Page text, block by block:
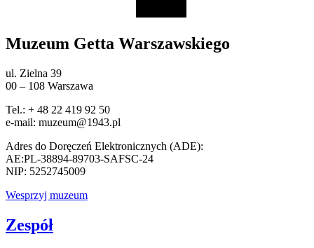
Muzeum Getta Warszawskiego
ul. Zielna 39
00 – 108 Warszawa
Tel.: + 48 22 419 92 50
e-mail: muzeum@1943.pl
Adres do Doręczeń Elektronicznych (ADE):
AE:PL-38894-89703-SAFSC-24
NIP: 5252745009
Wesprzyj muzeum
Zespół